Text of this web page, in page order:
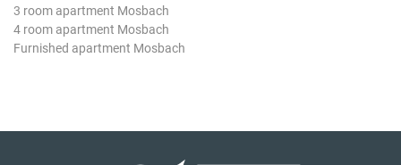
3 room apartment Mosbach
4 room apartment Mosbach
Furnished apartment Mosbach